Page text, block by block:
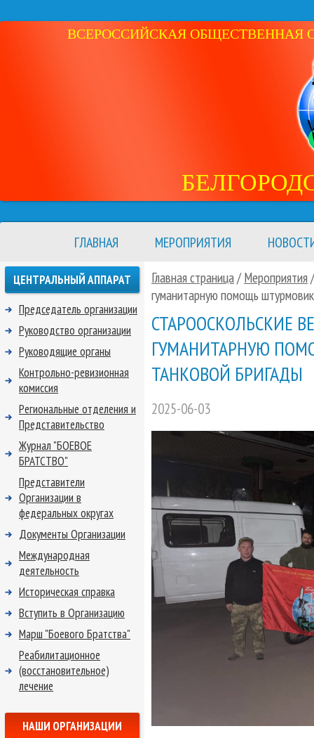
ВСЕРОССИЙСКАЯ ОБЩЕСТВЕННАЯ
ГЛАВНАЯ МЕРОПРИЯТИЯ
Главная страница/ Мероприятия
гуманитарную помощь
СТАРООСКОЛЬСКИЕ
ГУМАНИТАРНУЮ
ТАНКОВОЙ БРИГАДЫ
2025-06-03
ЦЕНТРАЛЬНЫЙ АППАРАТ
Председатель организации
Руководство организации
Руководящие органы
Контрольно-ревизионная
комиссия
Региональные отделения и
Представительство
Журнал "БОЕВОЕ
БРАТСТВО"
Представители
Организации в
федеральных округах
Документы Организации
Международная
деятельность
Историческая справка
Вступить в Организацию
Марш "Боевого Братства"
Реабилитационное
(восстановительное)
лечение
НАШИ ОРГАНИЗАЦИИ